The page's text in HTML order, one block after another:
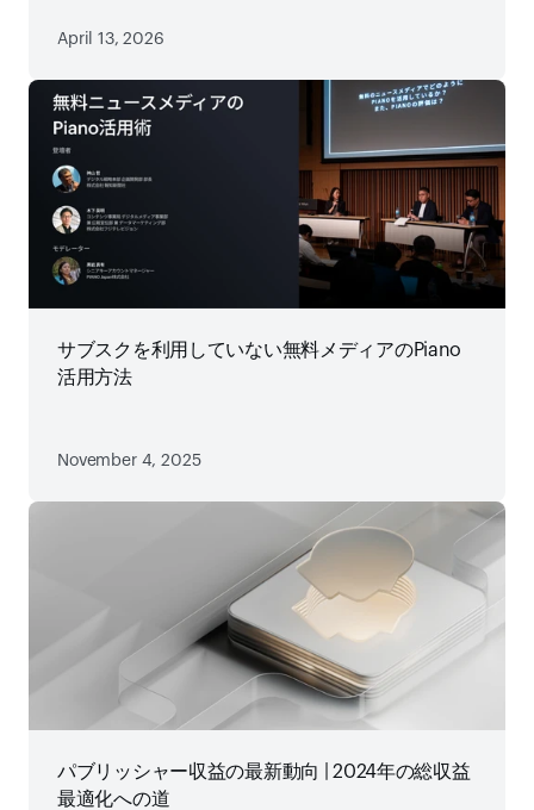
April 13, 2026
サブスクを利用していない無料メディアのPiano
活用方法
November 4, 2025
パブリッシャー収益の最新動向 | 2024年の総収益
最適化への道